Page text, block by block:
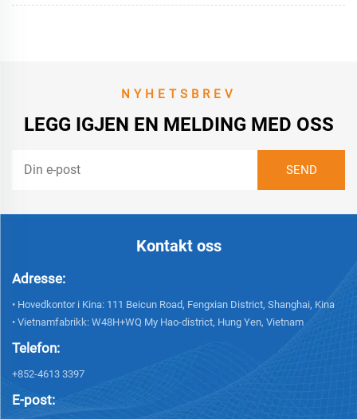
NYHETSBREV
LEGG IGJEN EN MELDING MED OSS
Kontakt oss
Adresse:
• Hovedkontor i Kina: 111 Beicun Road, Fengxian District, Shanghai, Kina
• Vietnamfabrikk: W48H+WQ My Hao-district, Hung Yen, Vietnam
Telefon:
+852-4613 3397
E-post: